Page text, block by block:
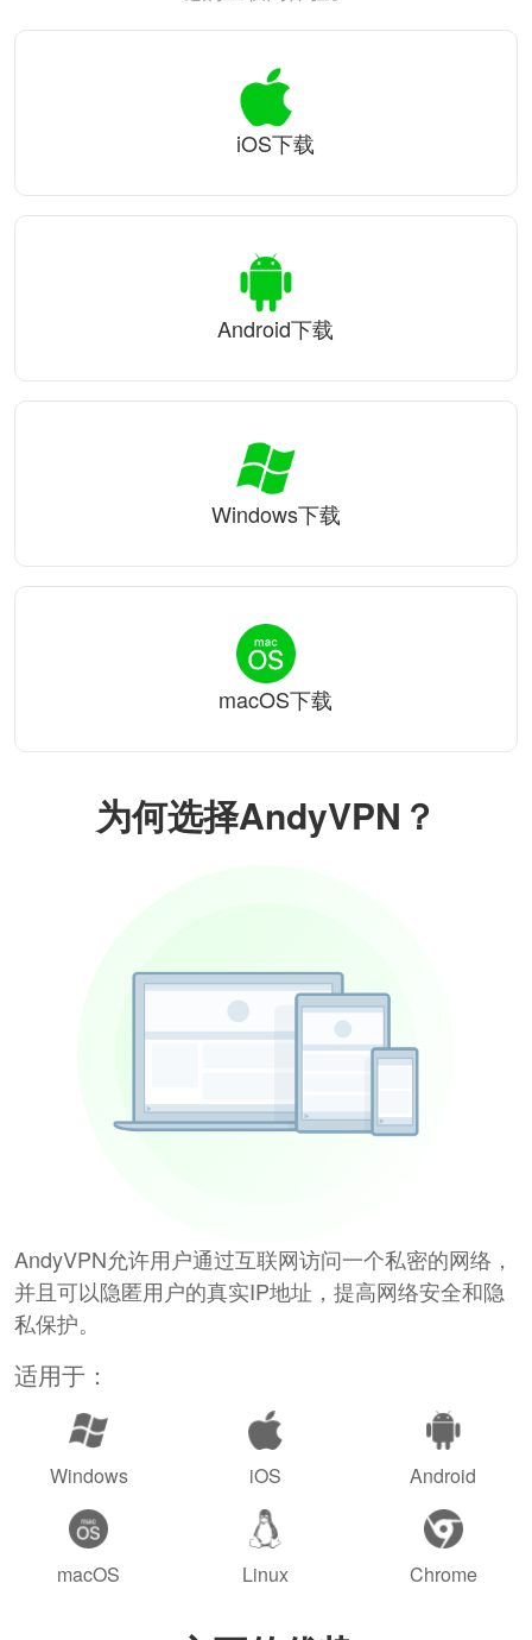
为何选择AndyVPN？
AndyVPN允许用户通过互联网访问一个私密的网络，
并且可以隐匿用户的真实IP地址，提高网络安全和隐
私保护。
适用于：
Windows iOS Android
macOS Linux Chrome
iOS下载
Android下载
Windows下载
macOS下载